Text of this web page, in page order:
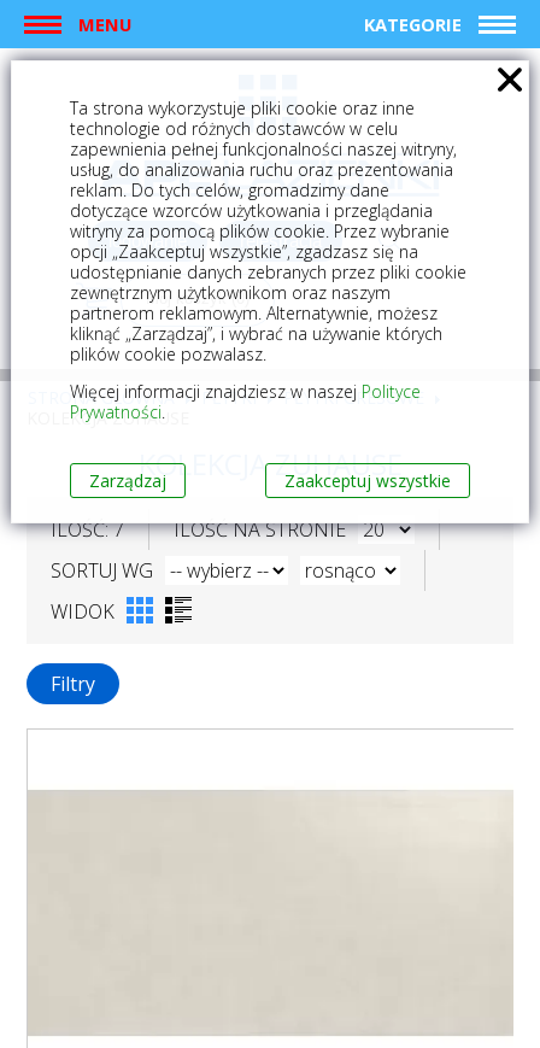
MENU KATEGORIE
logowanie rejestracja
Mój koszyk (0)
STRONA GŁÓWNA PŁYTKI
PŁYTKI GRESOWE
KOLEKCJA ZUHAUSE
KOLEKCJA ZUHAUSE
ILOŚĆ: 7
ILOŚĆ NA STRONIE
SORTUJ WG
WIDOK
Filtry
Ta strona wykorzystuje pliki cookie oraz inne
technologie od różnych dostawców w celu
zapewnienia pełnej funkcjonalności naszej witryny,
usług, do analizowania ruchu oraz prezentowania
reklam. Do tych celów, gromadzimy dane
dotyczące wzorców użytkowania i przeglądania
witryny za pomocą plików cookie. Przez wybranie
opcji „Zaakceptuj wszystkie”, zgadzasz się na
udostępnianie danych zebranych przez pliki cookie
zewnętrznym użytkownikom oraz naszym
partnerom reklamowym. Alternatywnie, możesz
kliknąć „Zarządzaj”, i wybrać na używanie których
plików cookie pozwalasz.
Więcej informacji znajdziesz w naszej Polityce
Prywatności.
Zarządzaj Zaakceptuj wszystkie